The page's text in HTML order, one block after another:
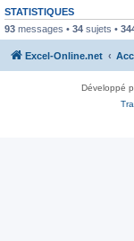
STATISTIQUES
93 messages • 34 sujets •
Excel-Online.net
Développé